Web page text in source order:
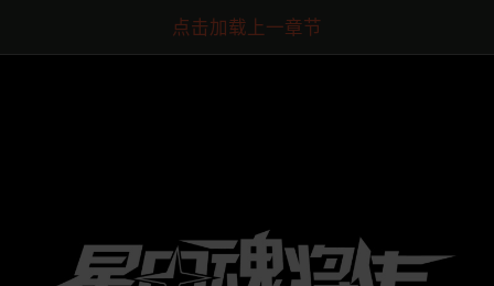
点击加载上一章节